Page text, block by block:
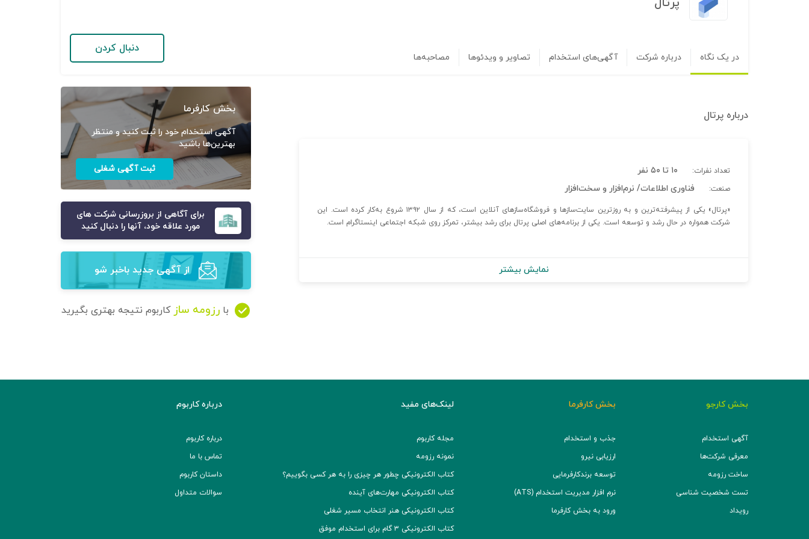
در یک نگاه درباره شرکت آگهی‌های استخدام تصاویر و ویدئوها مصاحبه‌ها
دنبال کردن
درباره پرتال
تعداد نفرات: ۱۰ تا ۵۰ نفر
صنعت: فناوری اطلاعات/ نرم‌افزار و سخت‌افزار
«پرتال» یکی از پیشرفته‌ترین و به روزترین سایت‌سازها و فروشگاه‌سازهای آنلاین است، که از سال ۱۳۹۲ شروع به‌کار کرده است. این
شرکت همواره در حال رشد و توسعه است. یکی از برنامه‌های اصلی پرتال برای رشد بیشتر، تمرکز روی شبکه‌ اجتماعی اینستاگرام است.
نمایش بیشتر
بخش کارفرما
آگهی استخدام خود را ثبت کنید و منتظر
بهترین‌ها باشید
ثبت آگهی شغلی
برای آگاهی از بروزرسانی شرکت های
مورد علاقه خود، آنها را دنبال کنید
از آگهی‌ جدید باخبر شو
با رزومه ساز کاربوم نتیجه بهتری بگیرید
بخش کارجو
آگهی استخدام
معرفی شرکت‌ها
ساخت رزومه
تست شخصیت شناسی
رویداد
بخش کارفرما
جذب و استخدام
ارزیابی نیرو
توسعه برند‌کارفرمایی
نرم افزار مدیریت استخدام (ATS)
ورود به بخش کارفرما
لینک‌های مفید
مجله کاربوم
نمونه رزومه
کتاب الکترونیکی چطور هر چیزی را به هر کسی بگوییم؟
کتاب الکترونیکی مهارت‌های آینده
کتاب الکترونیکی هنر انتخاب مسیر شغلی
کتاب الکترونیکی ۳ گام برای استخدام موفق
درباره کاربوم
درباره کاربوم
تماس با ما
داستان کاربوم
سوالات متداول